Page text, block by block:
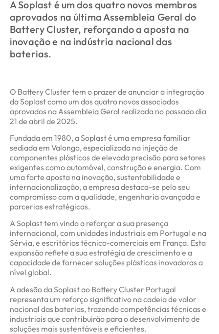
A Soplast é um dos quatro novos membros
aprovados na última Assembleia Geral do
Battery Cluster, reforçando a aposta na
inovação e na indústria nacional das
baterias.
O Battery Cluster tem o prazer de anunciar a integração
da Soplast como um dos quatro novos associados
aprovados na Assembleia Geral realizada no passado dia
21 de abril de 2025.
Fundada em 1980, a Soplast é uma empresa familiar
sediada em Valongo, especializada na injeção de
componentes plásticos de elevada precisão para setores
exigentes como automóvel, construção e energia. Com
uma forte aposta na inovação, sustentabilidade e
internacionalização, a empresa destaca-se pelo seu
compromisso com a qualidade, engenharia avançada e
parcerias estratégicas.
A Soplast tem vindo a reforçar a sua presença
internacional, com unidades industriais em Portugal e na
Sérvia, e escritórios técnico-comerciais em França. Esta
expansão reflete a sua estratégia de crescimento e a
capacidade de fornecer soluções plásticas inovadoras a
nível global.
A adesão da Soplast ao Battery Cluster Portugal
representa um reforço significativo na cadeia de valor
nacional das baterias, trazendo competências técnicas e
industriais que contribuirão para o desenvolvimento de
soluções mais sustentáveis e eficientes.